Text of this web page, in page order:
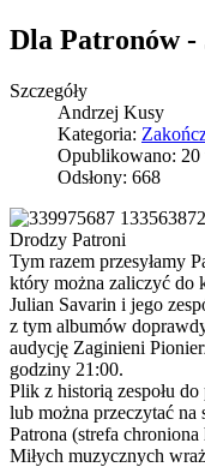
Dla Patronów
Szczegóły
Andrzej Kusy
Kategoria:
Opublikowano: 20
Odsłony: 668
Drodzy Patroni
Tym razem przesyłamy
który można zaliczyć do
Julian Savarin i jego
z tym albumów
audycję Zaginieni
godziny 21:00.
Plik z historią zespołu
lub można przeczytać
Patrona (strefa chroniona
Miłych muzycznych